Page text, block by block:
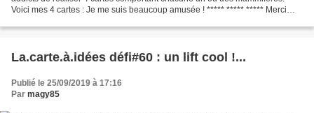
Voici mes 4 cartes : Je me suis beaucoup amusée ! ***** ***** ***** Merci
La.carte.à.idées défi#60 : un lift cool !...
Publié le 25/09/2019 à 17:16
Par magy85